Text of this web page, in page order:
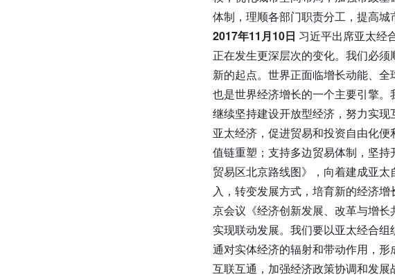
体制，理顺各部门职责分工，提高城
2017年11月10日 习近平出席亚太经
正在发生更深层次的变化。我们必
新的起点。世界正面临增长动能、
也是世界经济增长的一个主要引擎
继续坚持建设开放型经济，努力实
亚太经济，促进贸易和投资自由化
值链重塑；支持多边贸易体制，坚
贸易区北京路线图》，向着建成亚
入，转变发展方式，培育新的经济
京会议《经济创新发展、改革与增
实现联动发展。我们要以亚太经合
通对实体经济的辐射和带动作用，
互联互通，加强经济政策协调和发